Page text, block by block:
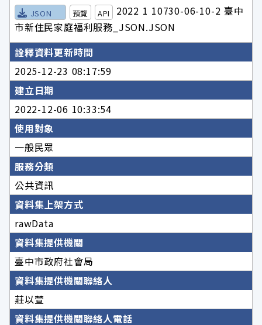
JSON 預覽 API
2022 1 10730-06-10-2 臺中
市新住民家庭福利服務_JSON.JSON
詮釋資料更新時間
2025-12-23 08:17:59
建立日期
2022-12-06 10:33:54
使用對象
一般民眾
服務分類
公共資訊
資料集上架方式
rawData
資料集提供機關
臺中市政府社會局
資料集提供機關聯絡人
莊以萱
資料集提供機關聯絡人電話